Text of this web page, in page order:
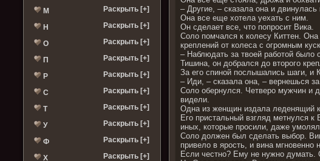
М Раскрыть [+]
Н Раскрыть [+]
О Раскрыть [+]
П Раскрыть [+]
Р Раскрыть [+]
С Раскрыть [+]
Т Раскрыть [+]
У Раскрыть [+]
Ф Раскрыть [+]
Х Раскрыть [+]
– Другие, – сказала она и
Она все еще хотела уехать с ним.
Он сделает все, что попросит Вика.
Соло помчался к колесу Киттен.
креплений от колеса с огромным
– Наблюдать за твоей работой
Тишина, он добрался до второго
За его спиной послышались шаги, и
– Иди, – сказала она, – вернешься
Соло обернулся. Четверо мужчин и
видели.
Одна из женщин издала леденящий
Его пристальный взгляд метнулся
иных, которые просили, даже
Соло должен был сделать выбор.
привело в ярость, и вина мгновенно
Если честно? Ему не нужно думать.